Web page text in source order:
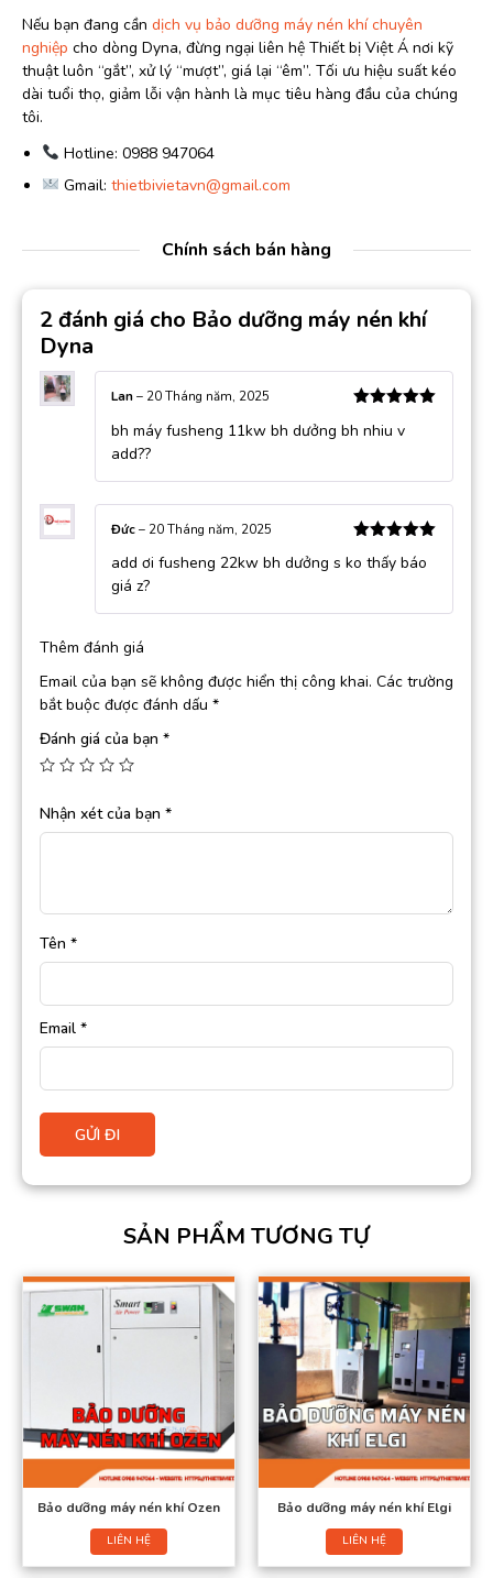
Nếu bạn đang cần dịch vụ bảo dưỡng máy nén khí chuyên
nghiệp cho dòng Dyna, đừng ngại liên hệ Thiết bị Việt Á nơi kỹ
thuật luôn “gắt”, xử lý “mượt”, giá lại “êm”. Tối ưu hiệu suất kéo
dài tuổi thọ, giảm lỗi vận hành là mục tiêu hàng đầu của chúng
tôi.
Hotline: 0988 947064
Gmail: thietbivietavn@gmail.com
Chính sách bán hàng
2 đánh giá cho Bảo dưỡng máy nén khí
Dyna
hạng55
Lan– 20 Tháng năm, 2025
bh máy fusheng 11kw bh dưởng bh nhiu v
add??
hạng5 5
Đức– 20 Tháng năm, 2025
add ơi fusheng 22kw bh dưởng s ko thấy báo
giá z?
Thêm đánh giá
Email của bạn sẽ không được hiển thị công khai. Các trường
bắt buộc được đánh dấu *
Đánh giá của bạn *
Nhận xét của bạn *
Tên *
Email *
SẢN PHẨM TƯƠNG TỰ
Bảo dưỡng máy nén khí Ozen
LIÊN HỆ
Bảo dưỡng máy nén khí Elgi
LIÊN HỆ